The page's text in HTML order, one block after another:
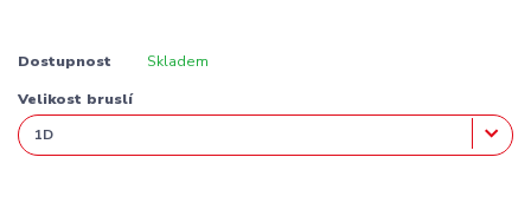
Dostupnost Skladem
Velikost bruslí